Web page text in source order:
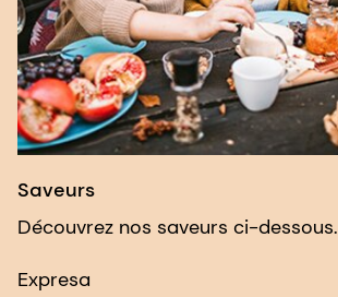
Saveurs
Découvrez nos saveurs ci-dessous.
Expresa